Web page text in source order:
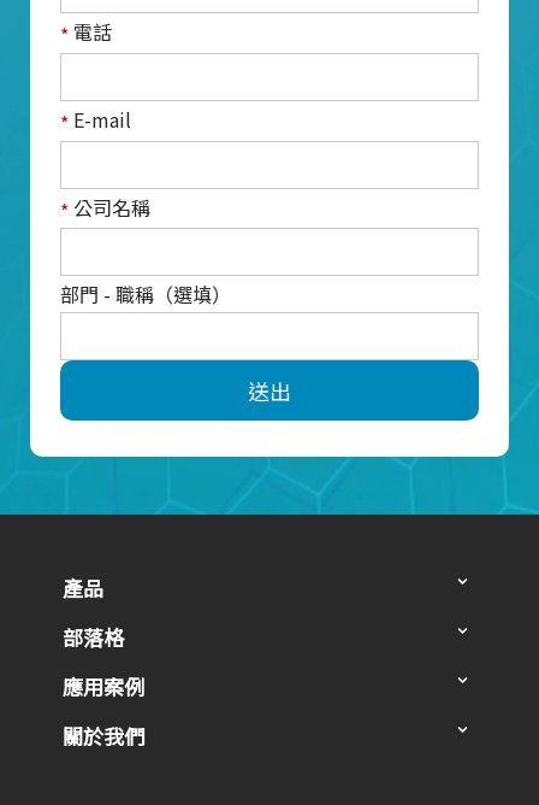
* 電話
* E-mail
* 公司名稱
部門 - 職稱（選填）
送出
產品
部落格
應用案例
關於我們